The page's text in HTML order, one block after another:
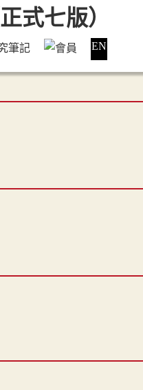
EN